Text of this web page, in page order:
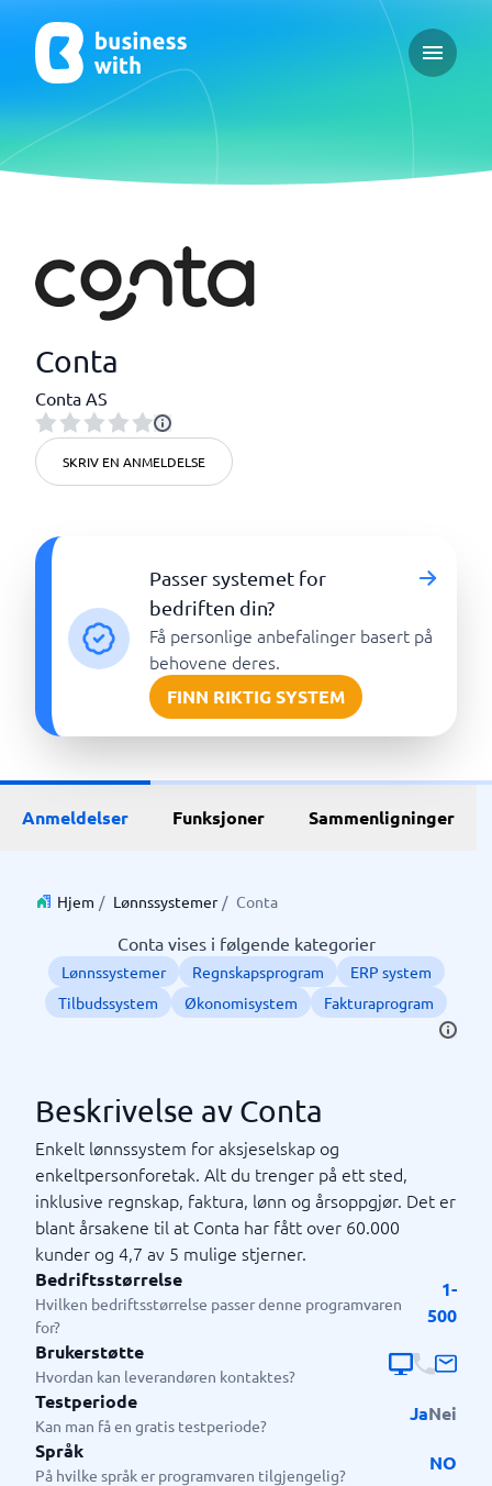
Open
Conta
Conta AS
SKRIV EN ANMELDELSE
Passer systemet for
bedriften din?
Få personlige anbefalinger basert på
behovene deres.
FINN RIKTIG SYSTEM
Anmeldelser Funksjoner Sammenligninger
Hjem / Lønnssystemer / Conta
Conta vises i følgende kategorier
Lønnssystemer Regnskapsprogram
ERP system
Tilbudssystem
Økonomisystem Fakturaprogram
Beskrivelse av Conta
Enkelt lønnssystem for aksjeselskap og
enkeltpersonforetak. Alt du trenger på ett sted,
inklusive regnskap, faktura, lønn og årsoppgjør. Det er
blant årsakene til at Conta har fått over 60.000
kunder og 4,7 av 5 mulige stjerner.
Bedriftsstørrelse
Hvilken bedriftsstørrelse passer denne programvaren
for?
1-
500
Brukerstøtte
Hvordan kan leverandøren kontaktes?
Testperiode
Kan man få en gratis testperiode?
JaNei
Språk
På hvilke språk er programvaren tilgjengelig?
NO